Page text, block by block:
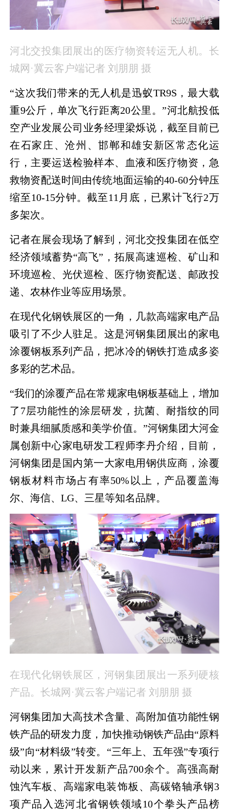
河北交投集团展出的 医疗物资转运无人机。长
城网·冀云客户端记者 刘朋朋 摄
“这次我们带来的无人机是迅蚁TR9S，最大载
重9公斤，单次飞行距离20公里。”河北航投低
空产业发展公司业务经理梁烁说，截至目前已
在石家庄、沧州、邯郸和雄安新区常态化运
行，主要运送检验样本、血液和医疗物资，急
救物资配送时间由传统地面运输的40-60分钟压
缩至10-15分钟。截至11月底，已累计飞行2万
多架次。
记者在展会现场了解到，河北交投集团在低空
经济领域蓄势“高飞”，拓展高速巡检、矿山和
环境巡检、光伏巡检、医疗物资配送、邮政投
递、农林作业等应用场景。
在现代化钢铁展区的一角，几款高端家电产品
吸引了不少人驻足。这是河钢集团展出的家电
涂覆钢板系列产品，把冰冷的钢铁打造成多姿
多彩的艺术品。
“我们的涂覆产品在常规家电钢板基础上，增加
了7层功能性的涂层研发，抗菌、耐指纹的同
时兼具细腻质感和美学价值。”河钢集团大河金
属创新中心家电研发工程师李丹介绍，目前，
河钢集团是国内第一大家电用钢供应商，涂覆
钢板材料市场占有率50%以上，产品覆盖海
尔、海信、LG、三星等知名品牌。
在现代化钢铁展区，河钢集团展出一系列硬核
产品。长城网·冀云客户端记者 刘朋朋 摄
河钢集团加大高技术含量、高附加值功能性钢
铁产品的研发力度，加快推动钢铁产品由“原料
级”向“材料级”转变。“三年上、五年强”专项行
动以来，累计开发新产品700余个。高强高耐
蚀汽车板、高端家电装饰板、高碳铬轴承钢3
项产品入选河北省钢铁领域10个拳头产品榜